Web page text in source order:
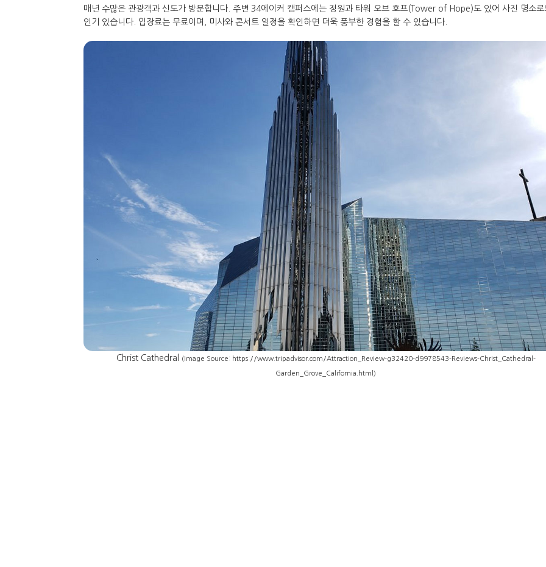
매년 수많은 관광객과 신도가 방문합니다. 주변 34에이커 캠퍼스에는 정원과 타워 오브 호프(Tower of Hope)도 있어 사진 명소로
인기 있습니다. 입장료는 무료이며, 미사와 콘서트 일정을 확인하면 더욱 풍부한 경험을 할 수 있습니다.
Christ Cathedral (Image Source: https://www.tripadvisor.com/Attraction_Review-g32420-d9978543-Reviews-Christ_Cathedral-
Garden_Grove_California.html)